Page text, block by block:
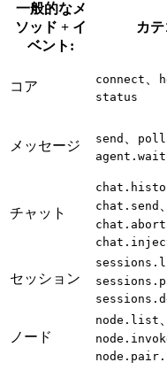
一般的なメ
ソッド + イ
ベント:
カ
コア connect
status
メッセージ send poll
agent.wait
チャット chat.send
chat.abort
セッション
ノード
node.list